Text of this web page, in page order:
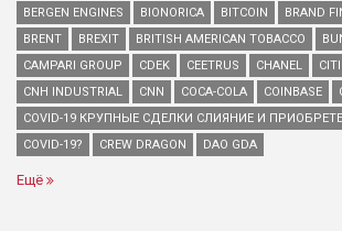
BERGEN ENGINES
BIONORICA BITCOIN
BRAND
BRENT
BREXIT BRITISH AMERICAN TOBACCO
CAMPARI GROUP
CDEK CEETRUS CHANEL
CNH INDUSTRIAL
CNN COCA-COLA COINBASE
COVID-19 КРУПНЫЕ СДЕЛКИ СЛИЯНИЕ И
COVID-19?
CREW DRAGON DAO GDA
Ещё